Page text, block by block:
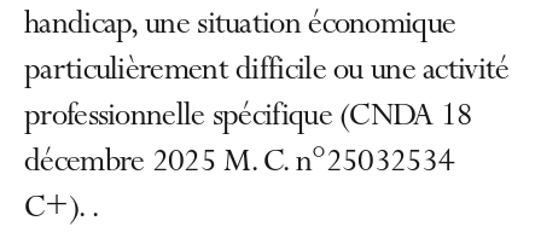
handicap, une situation économique
particulièrement difficile ou une activité
professionnelle spécifique (CNDA 18
décembre 2025 M. C. n°25032534
C+). .